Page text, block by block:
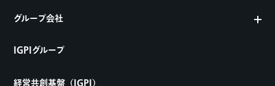
グループ会社
IGPIグループ